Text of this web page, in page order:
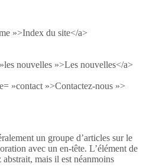
»>Index du site</a>
nouvelles »>Les nouvelles</a>
»contact »>Contactez-nous »>
un groupe d’articles sur le
avec un en-tête. L’élément de
mais il est néanmoins